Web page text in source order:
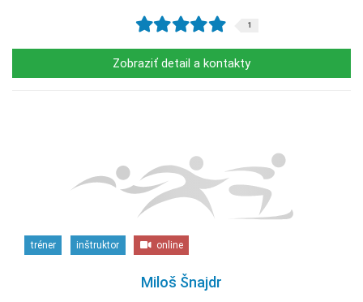
1
Zobraziť detail a kontakty
tréner inštruktor online
Miloš Šnajdr